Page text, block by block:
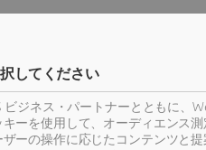
してください
ジネス・パートナーとともに、
ーを使用して、オーディエンス
ーの操作に応じたコンテンツと